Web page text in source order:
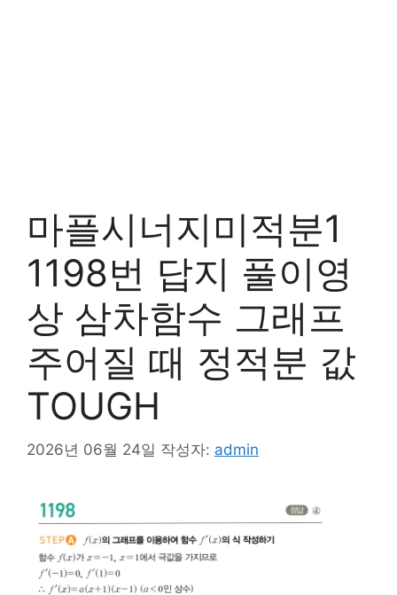
마플시너지미적분1
1198번 답지 풀이영
상 삼차함수 그래프
주어질 때 정적분 값
TOUGH
2026년 06월 24일 작성자: admin